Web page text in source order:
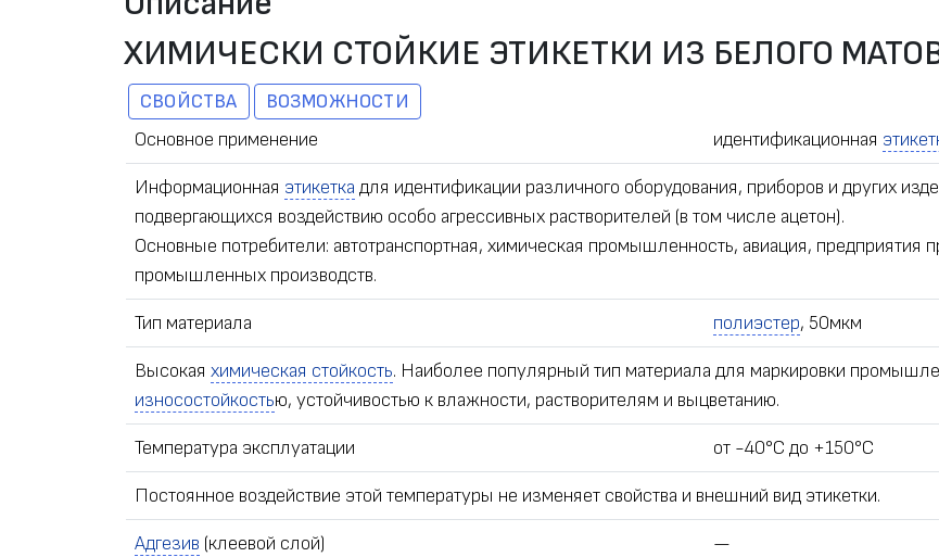
ХИМИЧЕСКИ СТОЙКИЕ ЭТИКЕТКИ ИЗ БЕЛОГО
СВОЙСТВА
ВОЗМОЖНОСТИ
Основное применение
идентификационная
Информационная этикетка для идентификации различного оборудования, приборов и других
подвергающихся воздействию особо агрессивных растворителей (в том числе ацетон).
Основные потребители: автотранспортная, химическая промышленность, авиация, предприятия
промышленных производств.
Тип материала полиэстер, 50мкм
Высокая химическая стойкость. Наиболее популярный тип материала для маркировки
износостойкостью, устойчивостью к влажности, растворителям и выцветанию.
Температура эксплуатации от -40°С до +150°С
Постоянное воздействие этой температуры не изменяет свойства и внешний вид этикетки.
Адгезив (клеевой слой) —